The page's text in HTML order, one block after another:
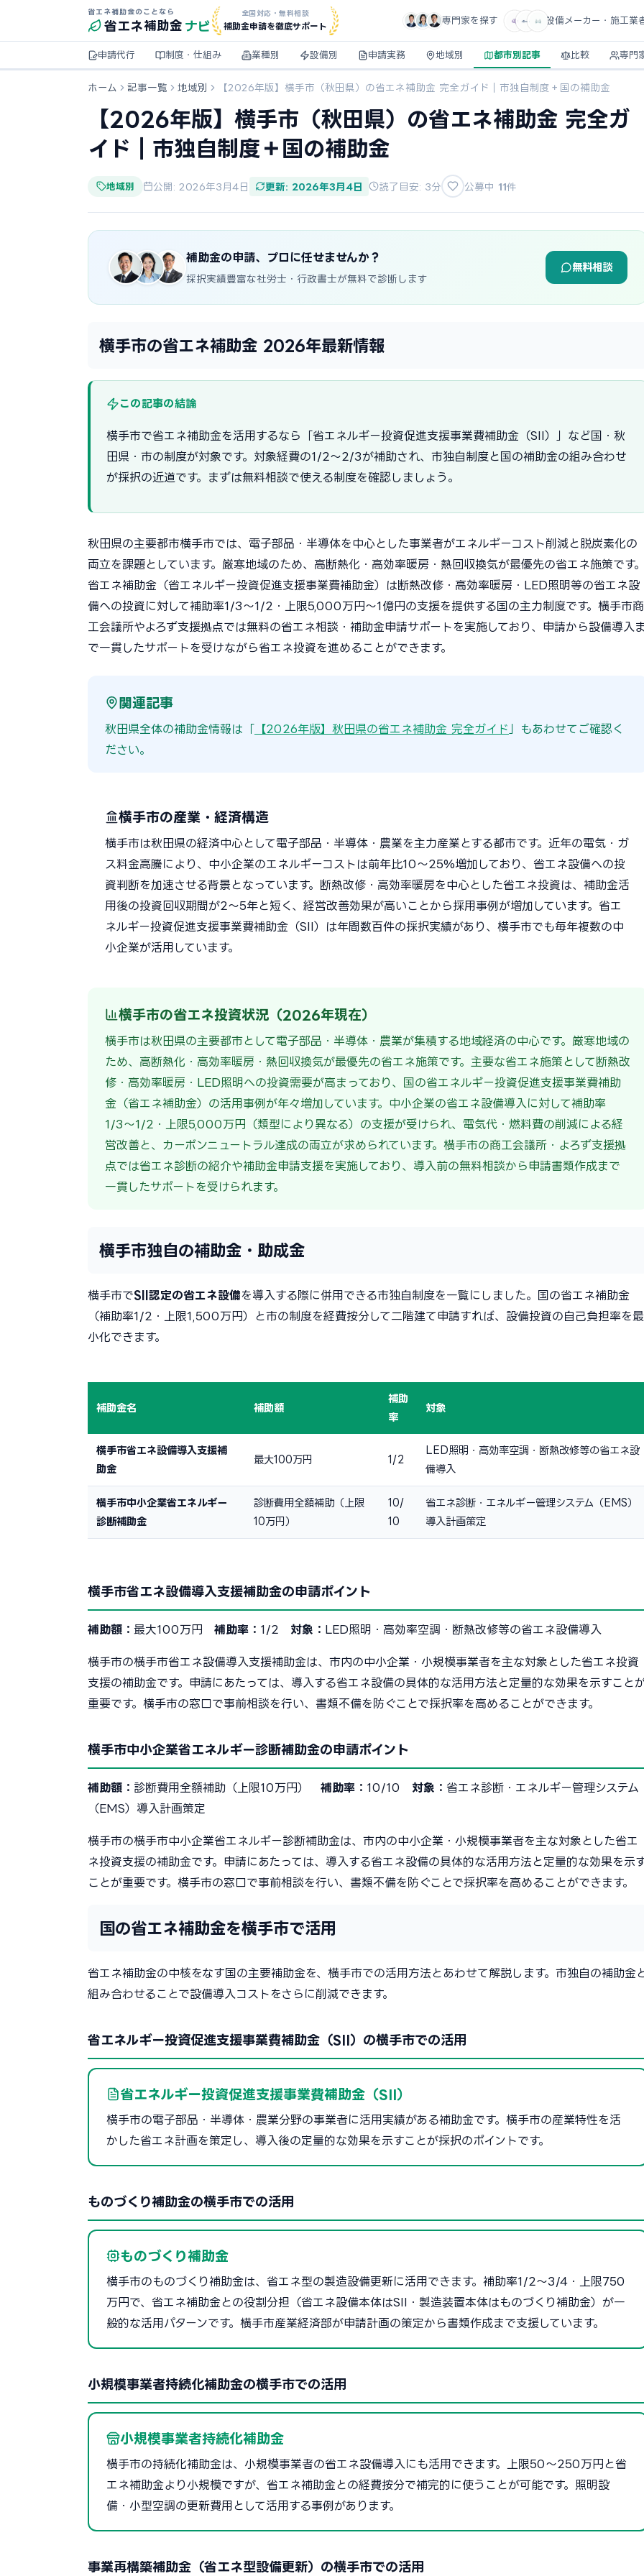
省エネ補助金のことなら
省エネ補助金 ナビ
全国対応・無料相談
補助金申請を徹底サポート
専門家を探す 設備メーカー・施工業
申請代行 制度・仕組み 業種別 設備別 申請実務 地域別 都市別記事 比較 専門
ホーム 記事一覧 地域別 【2026年版】横手市（秋田県）の省エネ補助金 完全ガイド｜市独自制度＋国の補助金
【2026年版】横手市（秋田県）の省エネ補助金 完全ガ
イド｜市独自制度＋国の補助金
地域別 公開: 2026年3月4日 更新: 2026年3月4日 読了目安: 3分 公募中 11件
補助金の申請、プロに任せませんか？
採択実績豊富な社労士・行政書士が無料で診断します
無料相談
横手市の省エネ補助金 2026年最新情報
この記事の結論
横手市で省エネ補助金を活用するなら「省エネルギー投資促進支援事業費補助金（SII）」など国・秋
田県・市の制度が対象です。対象経費の1/2〜2/3が補助され、市独自制度と国の補助金の組み合わせ
が採択の近道です。まずは無料相談で使える制度を確認しましょう。
秋田県の主要都市横手市では、電子部品・半導体を中心とした事業者がエネルギーコスト削減と脱炭素化の
両立を課題としています。厳寒地域のため、高断熱化・高効率暖房・熱回収換気が最優先の省エネ施策です
省エネ補助金（省エネルギー投資促進支援事業費補助金）は断熱改修・高効率暖房・LED照明等の省エネ設
備への投資に対して補助率1/3〜1/2・上限5,000万円〜1億円の支援を提供する国の主力制度です。横手市商
工会議所やよろず支援拠点では無料の省エネ相談・補助金申請サポートを実施しており、申請から設備導入
で一貫したサポートを受けながら省エネ投資を進めることができます。
関連記事
秋田県全体の補助金情報は「 【2026年版】秋田県の省エネ補助金 完全ガイド
」もあわせてご確認く
ださい。
横手市の産業・経済構造
横手市は秋田県の経済中心として電子部品・半導体・農業を主力産業とする都市です。近年の電気・ガ
ス料金高騰により、中小企業のエネルギーコストは前年比10〜25%増加しており、省エネ設備への投
資判断を加速させる背景となっています。断熱改修・高効率暖房を中心とした省エネ投資は、補助金活
用後の投資回収期間が2〜5年と短く、経営改善効果が高いことから採用事例が増加しています。省エ
ネルギー投資促進支援事業費補助金（SII）は年間数百件の採択実績があり、横手市でも毎年複数の中
小企業が活用しています。
横手市の省エネ投資状況（2026年現在）
横手市は秋田県の主要都市として電子部品・半導体・農業が集積する地域経済の中心です。厳寒地域の
ため、高断熱化・高効率暖房・熱回収換気が最優先の省エネ施策です。主要な省エネ施策として断熱改
修・高効率暖房・LED照明への投資需要が高まっており、国の省エネルギー投資促進支援事業費補助
金（省エネ補助金）の活用事例が年々増加しています。中小企業の省エネ設備導入に対して補助率
1/3〜1/2・上限5,000万円（類型により異なる）の支援が受けられ、電気代・燃料費の削減による経
営改善と、カーボンニュートラル達成の両立が求められています。横手市の商工会議所・よろず支援拠
点では省エネ診断の紹介や補助金申請支援を実施しており、導入前の無料相談から申請書類作成まで
一貫したサポートを受けられます。
横手市独自の補助金・助成金
横手市でSII認定の省エネ設備を導入する際に併用できる市独自制度を一覧にしました。国の省エネ補助金
（補助率1/2・上限1,500万円）と市の制度を経費按分して二階建て申請すれば、設備投資の自己負担率を最
小化できます。
補助金名 補助額
補助
率
対象
横手市省エネ設備導入支援補
助金
最大100万円 1/2
LED照明・高効率空調・断熱改修等の省エネ設
備導入
横手市中小企業省エネルギー
診断補助金
診断費用全額補助（上限
10万円）
10/
10
省エネ診断・エネルギー管理システム（EMS）
導入計画策定
横手市省エネ設備導入支援補助金の申請ポイント
補助額： 最大100万円 補助率： 1/2 対象： LED照明・高効率空調・断熱改修等の省エネ設備導入
横手市の横手市省エネ設備導入支援補助金は、市内の中小企業・小規模事業者を主な対象とした省エネ投資
支援の補助金です。申請にあたっては、導入する省エネ設備の具体的な活用方法と定量的な効果を示すこと
重要です。横手市の窓口で事前相談を行い、書類不備を防ぐことで採択率を高めることができます。
横手市中小企業省エネルギー診断補助金の申請ポイント
補助額： 診断費用全額補助（上限10万円） 補助率： 10/10 対象： 省エネ診断・エネルギー管理システム
（EMS）導入計画策定
横手市の横手市中小企業省エネルギー診断補助金は、市内の中小企業・小規模事業者を主な対象とした省エ
ネ投資支援の補助金です。申請にあたっては、導入する省エネ設備の具体的な活用方法と定量的な効果を示
ことが重要です。横手市の窓口で事前相談を行い、書類不備を防ぐことで採択率を高めることができます。
国の省エネ補助金を横手市で活用
省エネ補助金の中核をなす国の主要補助金を、横手市での活用方法とあわせて解説します。市独自の補助金
組み合わせることで設備導入コストをさらに削減できます。
省エネルギー投資促進支援事業費補助金（SII）の横手市での活用
省エネルギー投資促進支援事業費補助金（SII）
横手市の電子部品・半導体・農業分野の事業者に活用実績がある補助金です。横手市の産業特性を活
かした省エネ計画を策定し、導入後の定量的な効果を示すことが採択のポイントです。
ものづくり補助金の横手市での活用
ものづくり補助金
横手市のものづくり補助金は、省エネ型の製造設備更新に活用できます。補助率1/2〜3/4・上限750
万円で、省エネ補助金との役割分担（省エネ設備本体はSII・製造装置本体はものづくり補助金）が一
般的な活用パターンです。横手市産業経済部が申請計画の策定から書類作成まで支援しています。
小規模事業者持続化補助金の横手市での活用
小規模事業者持続化補助金
横手市の持続化補助金は、小規模事業者の省エネ設備導入にも活用できます。上限50〜250万円と省
エネ補助金より小規模ですが、省エネ補助金との経費按分で補完的に使うことが可能です。照明設
備・小型空調の更新費用として活用する事例があります。
事業再構築補助金（省エネ型設備更新）の横手市での活用